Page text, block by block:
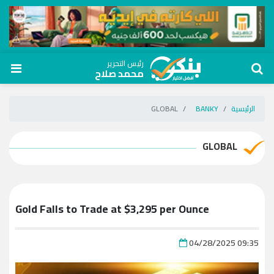
رئيس التحرير
محمد صلاح
الرئيسية BANKY
GLOBAL
GLOBAL
Gold Falls to Trade at $3,295 per Ounce
04/28/2025 09:35